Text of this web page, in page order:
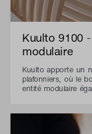
Kuulto 9100
modulaire
Kuulto apporte un
plafonniers, où le
entité modulaire